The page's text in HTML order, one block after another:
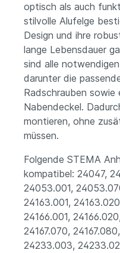
optisch als auch
stilvolle Alufelge
Design und ihre
lange Lebensdauer
sind alle
darunter die
Radschrauben sowie
Nabendeckel.
montieren, ohne
müssen.
Folgende STEMA
kompatibel: 24047,
24053.001,
24163.001,
24166.001,
24167.070,
24233.003,